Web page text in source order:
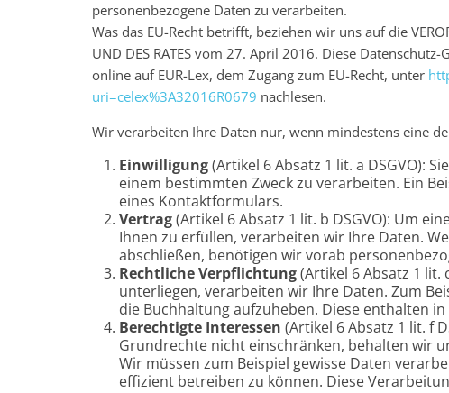
personenbezogene Daten zu verarbeiten.
Was das EU-Recht betrifft, beziehen wir uns auf die
UND DES RATES vom 27. April 2016. Diese
online auf EUR-Lex, dem Zugang zum EU-Recht, unter
uri=celex%3A32016R0679 nachlesen.
Wir verarbeiten Ihre Daten nur, wenn mindestens eine
Einwilligung(Artikel 6 Absatz 1 lit. a DSGVO):
einem bestimmten Zweck zu verarbeiten. Ein
eines Kontaktformulars.
Vertrag(Artikel 6 Absatz 1 lit. b DSGVO): Um
Ihnen zu erfüllen, verarbeiten wir Ihre Daten.
abschließen, benötigen wir vorab
Rechtliche Verpflichtung(Artikel 6 Absatz 1 lit.
unterliegen, verarbeiten wir Ihre Daten. Zum
die Buchhaltung aufzuheben. Diese enthalten
Berechtigte Interessen (Artikel 6 Absatz 1 lit. f
Grundrechte nicht einschränken, behalten wir
Wir müssen zum Beispiel gewisse Daten
effizient betreiben zu können. Diese